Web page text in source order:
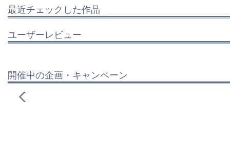
最近チェックした作品
ユーザーレビュー
開催中の企画・キャンペーン